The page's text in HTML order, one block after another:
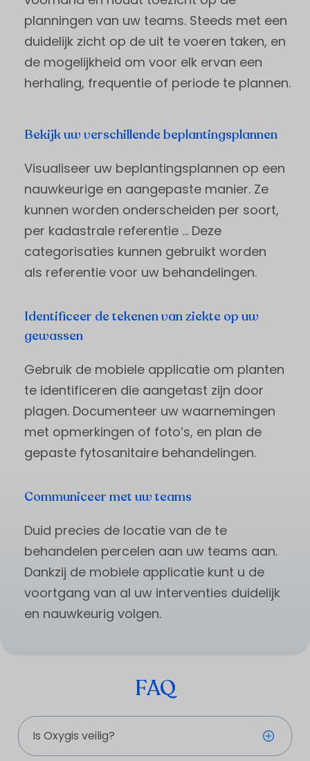
planningen van uw teams. Steeds met een
duidelijk zicht op de uit te voeren taken, en
de mogelijkheid om voor elk ervan een
herhaling, frequentie of periode te plannen.
Bekijk uw verschillende beplantingsplannen
Visualiseer uw beplantingsplannen op een
nauwkeurige en aangepaste manier. Ze
kunnen worden onderscheiden per soort,
per kadastrale referentie … Deze
categorisaties kunnen gebruikt worden
als referentie voor uw behandelingen.
Identificeer de tekenen van ziekte op uw
gewassen
Gebruik de mobiele applicatie om planten
te identificeren die aangetast zijn door
plagen. Documenteer uw waarnemingen
met opmerkingen of foto’s, en plan de
gepaste fytosanitaire behandelingen.
Communiceer met uw teams
Duid precies de locatie van de te
behandelen percelen aan uw teams aan.
Dankzij de mobiele applicatie kunt u de
voortgang van al uw interventies duidelijk
en nauwkeurig volgen.
FAQ
Is Oxygis veilig?